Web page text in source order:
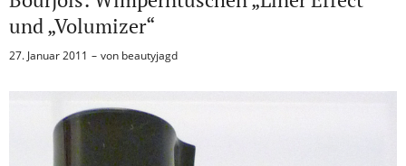
und „Volumizer“
27. Januar 2011 von beautyjagd